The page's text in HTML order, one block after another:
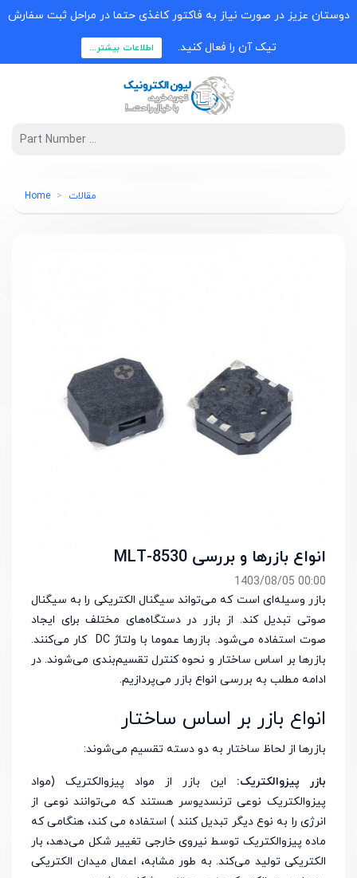
دوستان عزیز در صورت نیاز به فاکتور کاغذی حتما در مراحل ثبت سفارش
تیک آن را فعال کنید. اطلاعات بیشتر...
Home مقالات
انواع بازرها و بررسی MLT-8530
00:00 1403/08/05
بازر وسیله‌ای است که می‌تواند سیگنال الکتریکی را به سیگنال
صوتی تبدیل کند. از بازر در دستگاه‌های مختلف برای ایجاد
صوت استفاده می‌شود. بازرها عموما با ولتاژ DC کار می‌کنند.
بازرها بر اساس ساختار و نحوه کنترل تقسیم‌بندی می‌شوند. در
ادامه مطلب به بررسی انواع بازر می‌پردازیم.
انواع بازر بر اساس ساختار
بازرها از لحاظ ساختار به دو دسته تقسیم می‌شوند:
بازر پیزوالکتریک: این بازر از مواد پیزوالکتریک (مواد
پیزوالکتریک نوعی ترنسدیوسر هستند که می‌توانند نوعی از
انرژی را به نوع دیگر تبدیل کنند ) استفاده می کند، هنگامی که
ماده پیزوالکتریک توسط نیروی خارجی تغییر شکل می‌دهد، بار
الکتریکی تولید می‌کند. به طور مشابه، اعمال میدان الکتریکی